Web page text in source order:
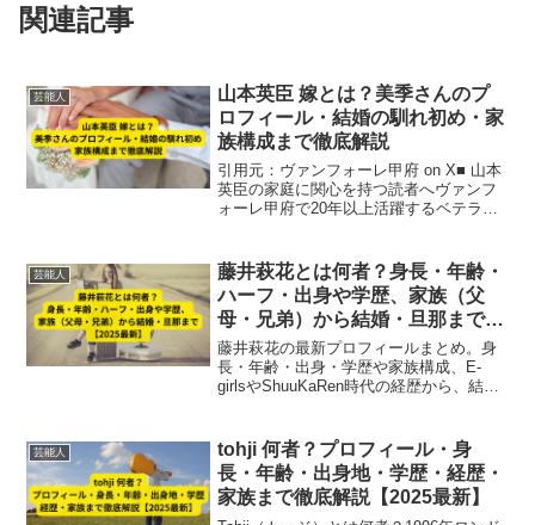
関連記事
芸能人
山本英臣 嫁とは？美季さんのプ
ロフィール・結婚の馴れ初め・家
族構成まで徹底解説
引用元：ヴァンフォーレ甲府 on X■ 山本
英臣の家庭に関心を持つ読者へヴァンフ
ォーレ甲府で20年以上活躍するベテラン
て知りたいファンは多く、結婚の馴れ初
めや家族構成...
芸能人
藤井萩花とは何者？身長・年齢・
ハーフ・出身や学歴、家族（父
母・兄弟）から結婚・旦那まで
【2025最新】
藤井萩花の最新プロフィールまとめ。身
長・年齢・出身・学歴や家族構成、E-
girlsやShuuKaRen時代の経歴から、結
ます。
芸能人
tohji 何者？プロフィール・身
長・年齢・出身地・学歴・経歴・
家族まで徹底解説【2025最新】